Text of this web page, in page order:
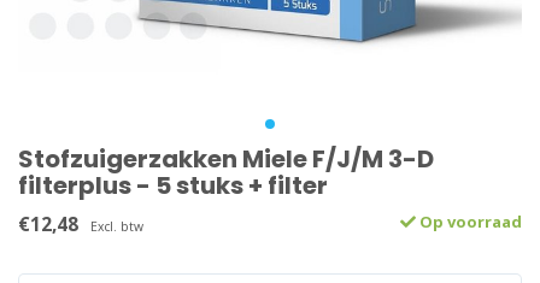
Stofzuigerzakken Miele F/J/M 3-D
filterplus - 5 stuks + filter
€12,48 Excl. btw Op voorraad